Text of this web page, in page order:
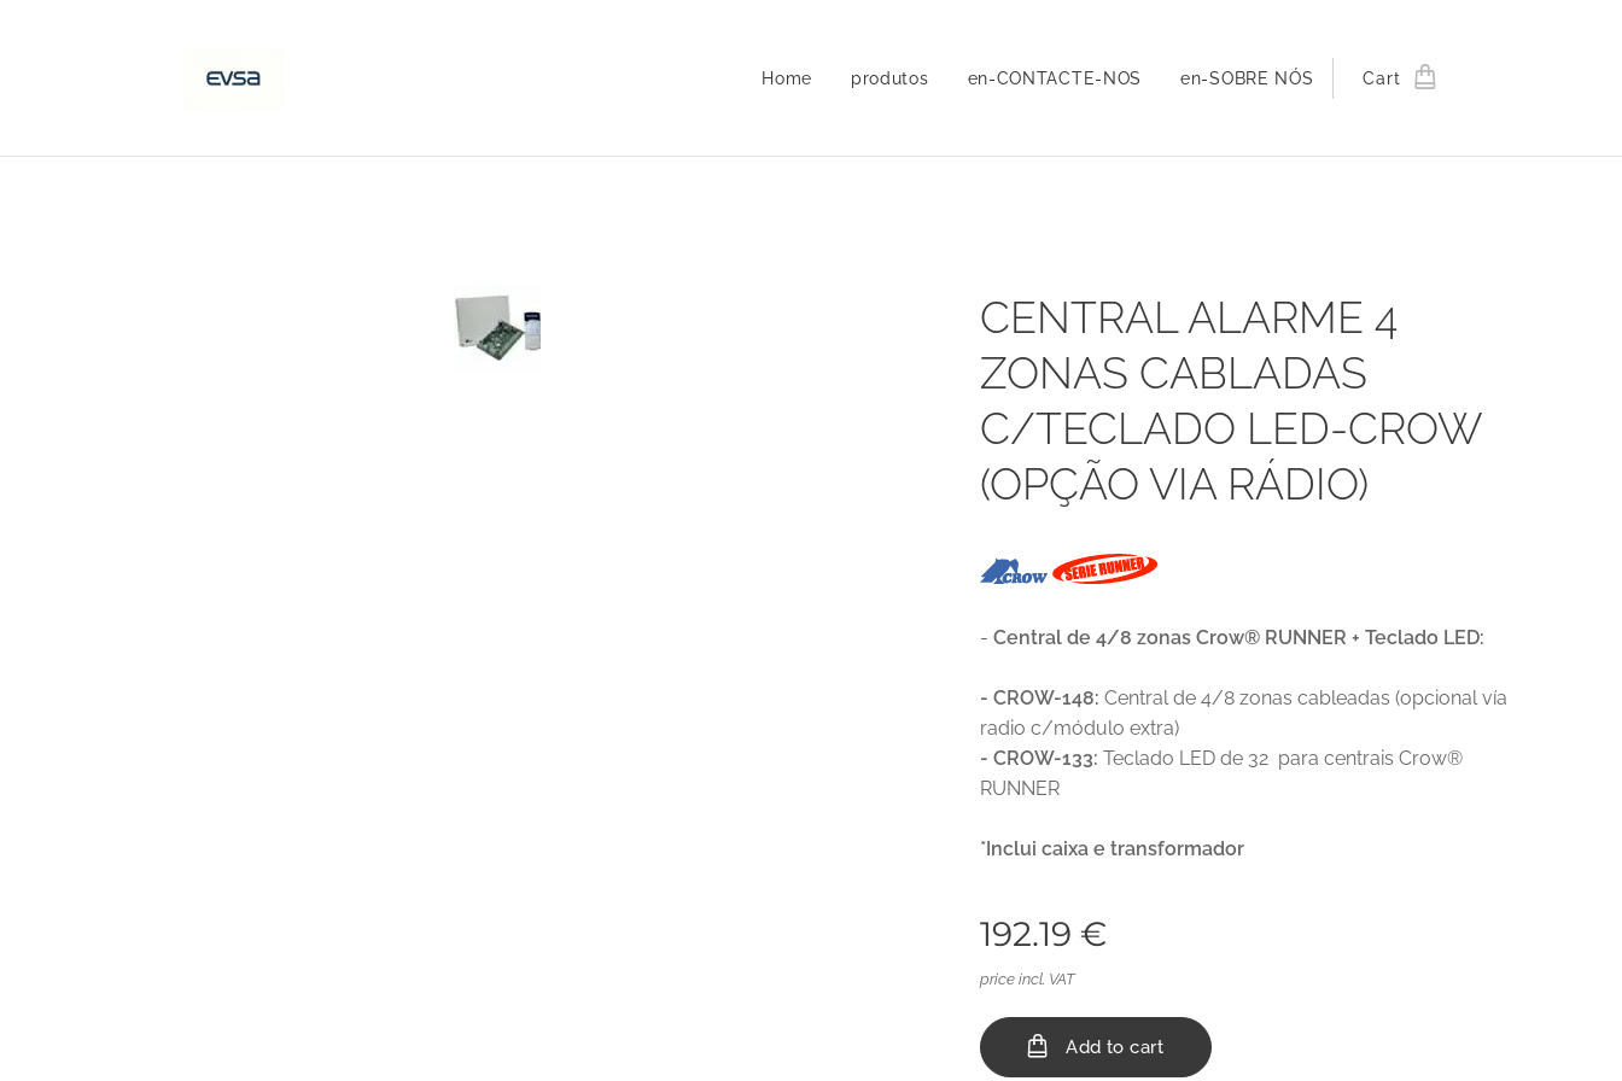
Home produtos en-CONTACTE-NOS en-SOBRE NÓS Cart
CENTRAL ALARME 4
ZONAS CABLADAS
C/TECLADO LED-CROW
(OPÇÃO VIA RÁDIO)
- Central de 4/8 zonas Crow® RUNNER + Teclado LED:
- CROW-148: Central de 4/8 zonas cableadas (opcional vía
radio c/módulo extra)
- CROW-133: Teclado LED de 32 para centrais Crow®
RUNNER
*Inclui caixa e transformador
192.19 €
price incl. VAT
Add to cart